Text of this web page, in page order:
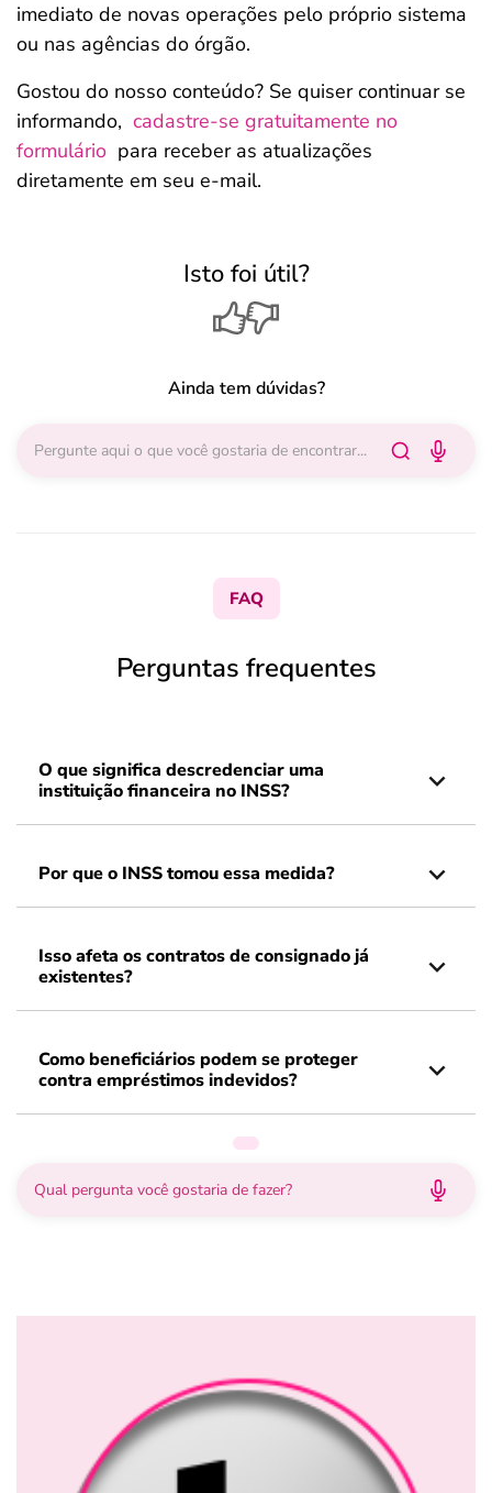
imediato de novas operações pelo próprio sistema
ou nas agências do órgão.
Gostou do nosso conteúdo? Se quiser continuar se
informando, cadastre-se gratuitamente no
formulário para receber as atualizações
diretamente em seu e-mail.
Isto foi útil?
Ainda tem dúvidas?
FAQ
Perguntas frequentes
O que significa descredenciar uma
instituição financeira no INSS?
Por que o INSS tomou essa medida?
Isso afeta os contratos de consignado já
existentes?
Como beneficiários podem se proteger
contra empréstimos indevidos?